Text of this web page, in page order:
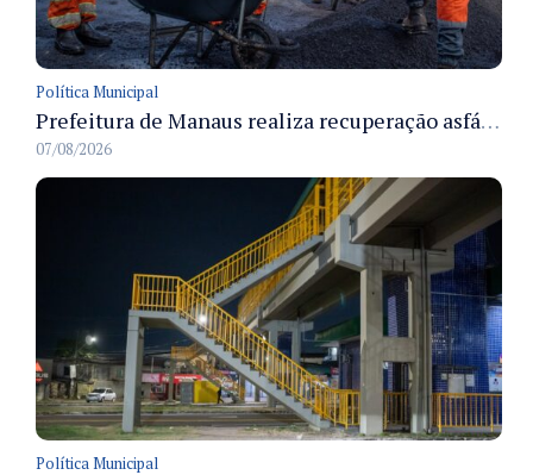
Política Municipal
Prefeitura de Manaus realiza recuperação asfáltica na rua Canário do Campo e amplia mobilidade na zona Norte
07/08/2026
Política Municipal